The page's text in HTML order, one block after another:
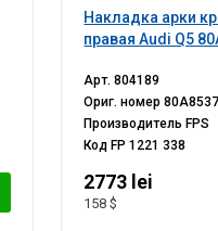
Накладка арки
правая Audi Q5
Арт.804189
Ориг. номер
Производитель FPS
Код FP 1221 338
2773 lei
158 $